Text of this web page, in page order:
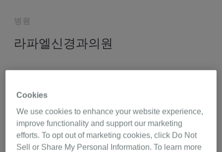
병원
라파엘신경과의원
http://www.iraphael.co.kr
042-488-8204 길 찾기
Cookies
We use cookies to enhance your website experience,
improve functionality and support our marketing
efforts. To opt out of marketing cookies, click Do Not
Sell or Share My Personal Information. To learn more